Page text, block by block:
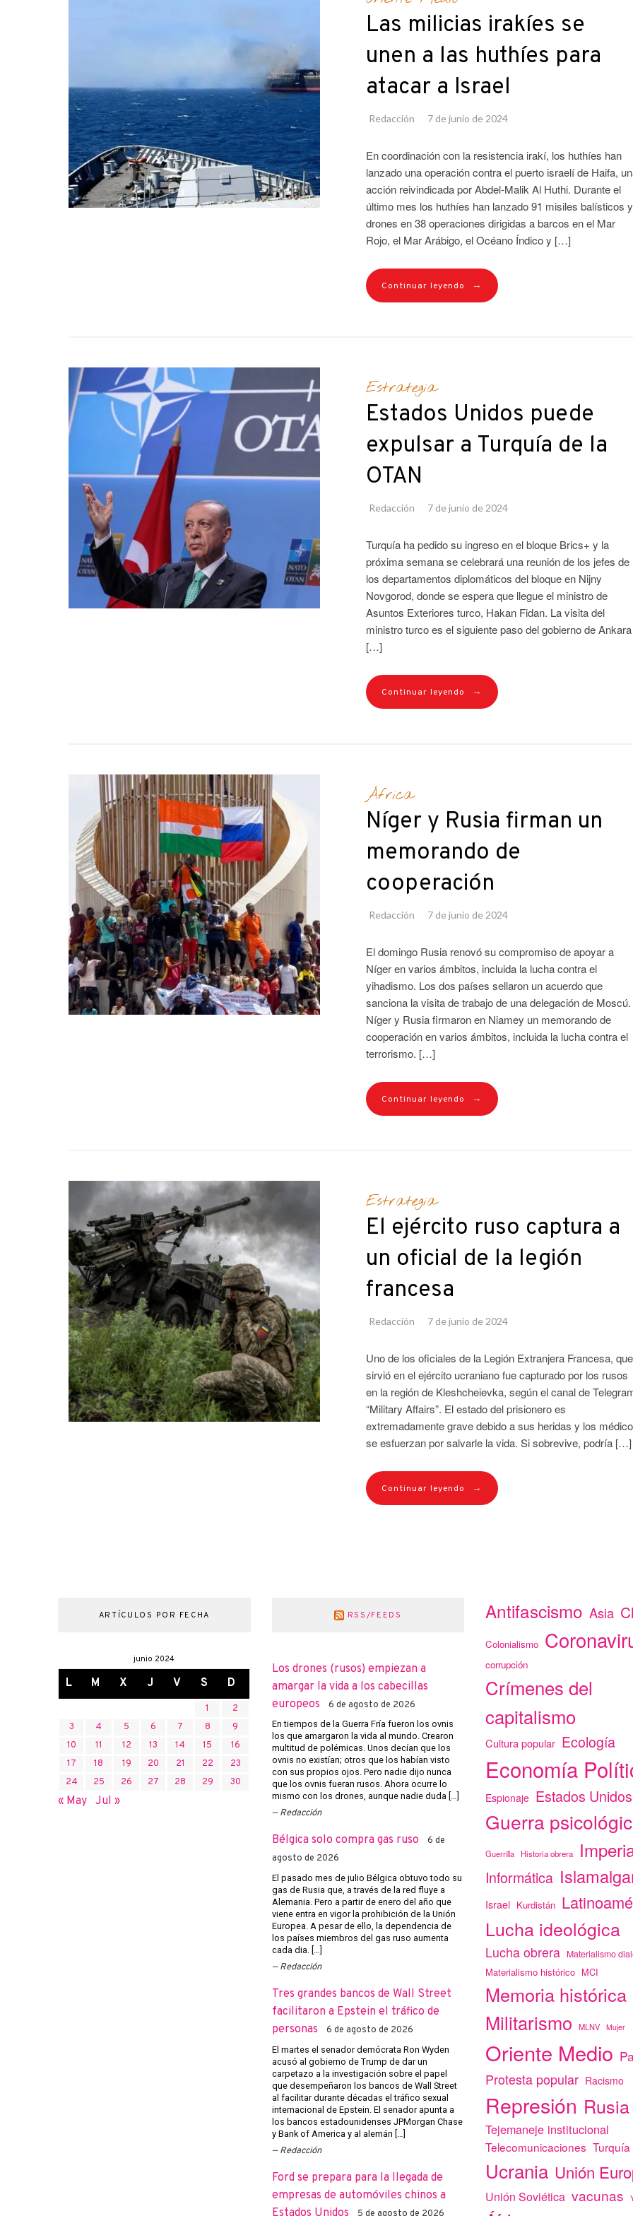
Las milicias irakíes se
unen a las huthíes para
atacar a Israel
Redacción 7 de junio de 2024
En coordinación con la resistencia irakí, los huthíes han
lanzado una operación contra el puerto israelí de Haifa,
acción reivindicada por Abdel-Malik Al Huthi. Durante el
último mes los huthíes han lanzado 91 misiles balísticos y
drones en 38 operaciones dirigidas a barcos en el Mar
Rojo, el Mar Arábigo, el Océano Índico y […]
Continuar leyendo →
Estrategia
Estados Unidos puede
expulsar a Turquía de la
OTAN
Redacción 7 de junio de 2024
Turquía ha pedido su ingreso en el bloque Brics+ y la
próxima semana se celebrará una reunión de los jefes de
los departamentos diplomáticos del bloque en Nijny
Novgorod, donde se espera que llegue el ministro de
Asuntos Exteriores turco, Hakan Fidan. La visita del
ministro turco es el siguiente paso del gobierno de Ankara
[…]
Continuar leyendo →
África
Níger y Rusia firman un
memorando de
cooperación
Redacción 7 de junio de 2024
El domingo Rusia renovó su compromiso de apoyar a
Níger en varios ámbitos, incluida la lucha contra el
yihadismo. Los dos países sellaron un acuerdo que
sanciona la visita de trabajo de una delegación de Moscú.
Níger y Rusia firmaron en Niamey un memorando de
cooperación en varios ámbitos, incluida la lucha contra el
terrorismo. […]
Continuar leyendo →
Estrategia
El ejército ruso captura a
un oficial de la legión
francesa
Redacción 7 de junio de 2024
Uno de los oficiales de la Legión Extranjera Francesa, que
sirvió en el ejército ucraniano fue capturado por los rusos
en la región de Kleshcheievka, según el canal de
“Military Affairs”. El estado del prisionero es
extremadamente grave debido a sus heridas y los
se esfuerzan por salvarle la vida. Si sobrevive, podría […]
Continuar leyendo →
ARTÍCULOS POR FECHA
junio 2024
L M X J V S D
1
2
3
4 5 6 7 8
9
10
11 12 13 14 15
16
17
18 19 20 21 22
23
24
25 26 27 28 29 30
« May Jul »
RSS/FEEDS
Los drones (rusos) empiezan a
amargar la vida a los cabecillas
europeos
6 de agosto de 2026
En tiempos de la Guerra Fría fueron los ovnis
los que amargaron la vida al mundo. Crearon
multitud de polémicas. Unos decían que los
ovnis no existían; otros que los habían visto
con sus propios ojos. Pero nadie dijo nunca
que los ovnis fueran rusos. Ahora ocurre lo
mismo con los drones, aunque nadie duda […]
Redacción
Bélgica solo compra gas ruso
6 de
agosto de 2026
El pasado mes de julio Bélgica obtuvo todo su
gas de Rusia que, a través de la red fluye a
Alemania. Pero a partir de enero del año que
viene entra en vigor la prohibición de la Unión
Europea. A pesar de ello, la dependencia de
los países miembros del gas ruso aumenta
cada dia. […]
Redacción
Tres grandes bancos de Wall Street
facilitaron a Epstein el tráfico de
personas
6 de agosto de 2026
El martes el senador demócrata Ron Wyden
acusó al gobierno de Trump de dar un
carpetazo a la investigación sobre el papel
que desempeñaron los bancos de Wall Street
al facilitar durante décadas el tráfico sexual
internacional de Epstein. El senador apunta a
los bancos estadounidenses JPMorgan Chase
y Bank of America y al alemán […]
Redacción
Ford se prepara para la llegada de
empresas de automóviles chinos a
Estados Unidos
Antifascismo Asia
Colonialismo
corrupción
Crímenes del
capitalismo
Cultura popular Ecología
Economía
Espionaje Estados Unidos
Guerra
Guerrilla Historia obrera
Informática
Israel Kurdistán
Lucha ideológica
Lucha obrera Materialismo
Materialismo histórico MCI
Memoria histórica
Militarismo
MLNV Mujer
Oriente Medio
Protesta popular Racismo
Represión Rusia
Tejemaneje institucional
Telecomunicaciones Turquía
Ucrania Unión
Unión Soviética vacunas